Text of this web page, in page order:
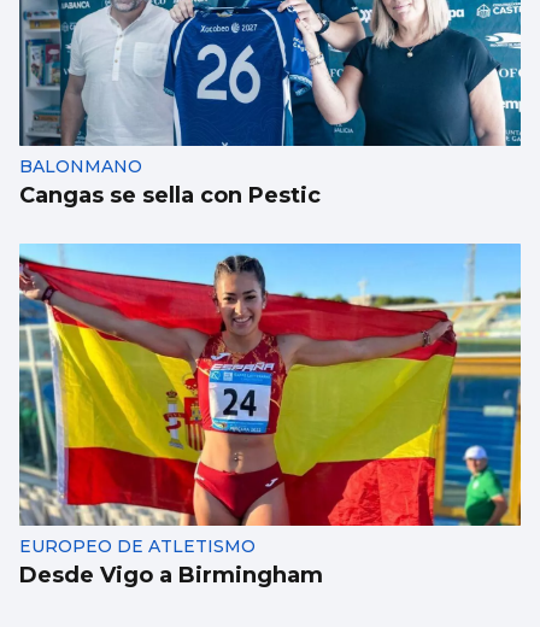
BALONMANO
Cangas se sella con Pestic
EUROPEO DE ATLETISMO
Desde Vigo a Birmingham